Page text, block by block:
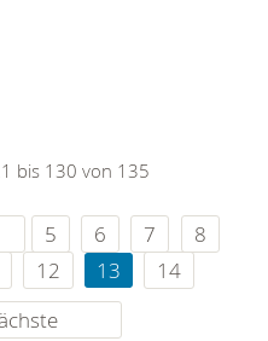
bis 130 von 135
5 6 7
8
12 13
14